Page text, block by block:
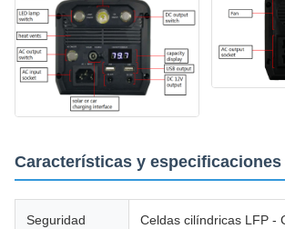
Características y especificaciones
Seguridad
Celdas cilíndricas LFP -